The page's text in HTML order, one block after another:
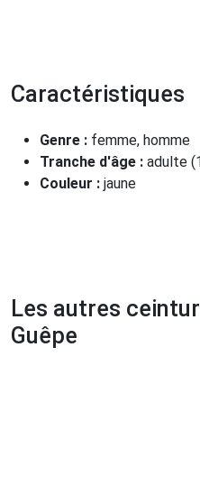
Caractéristiques
Genre : femme, homme
Tranche d'âge : adulte
Couleur : jaune
Les autres
Guêpe